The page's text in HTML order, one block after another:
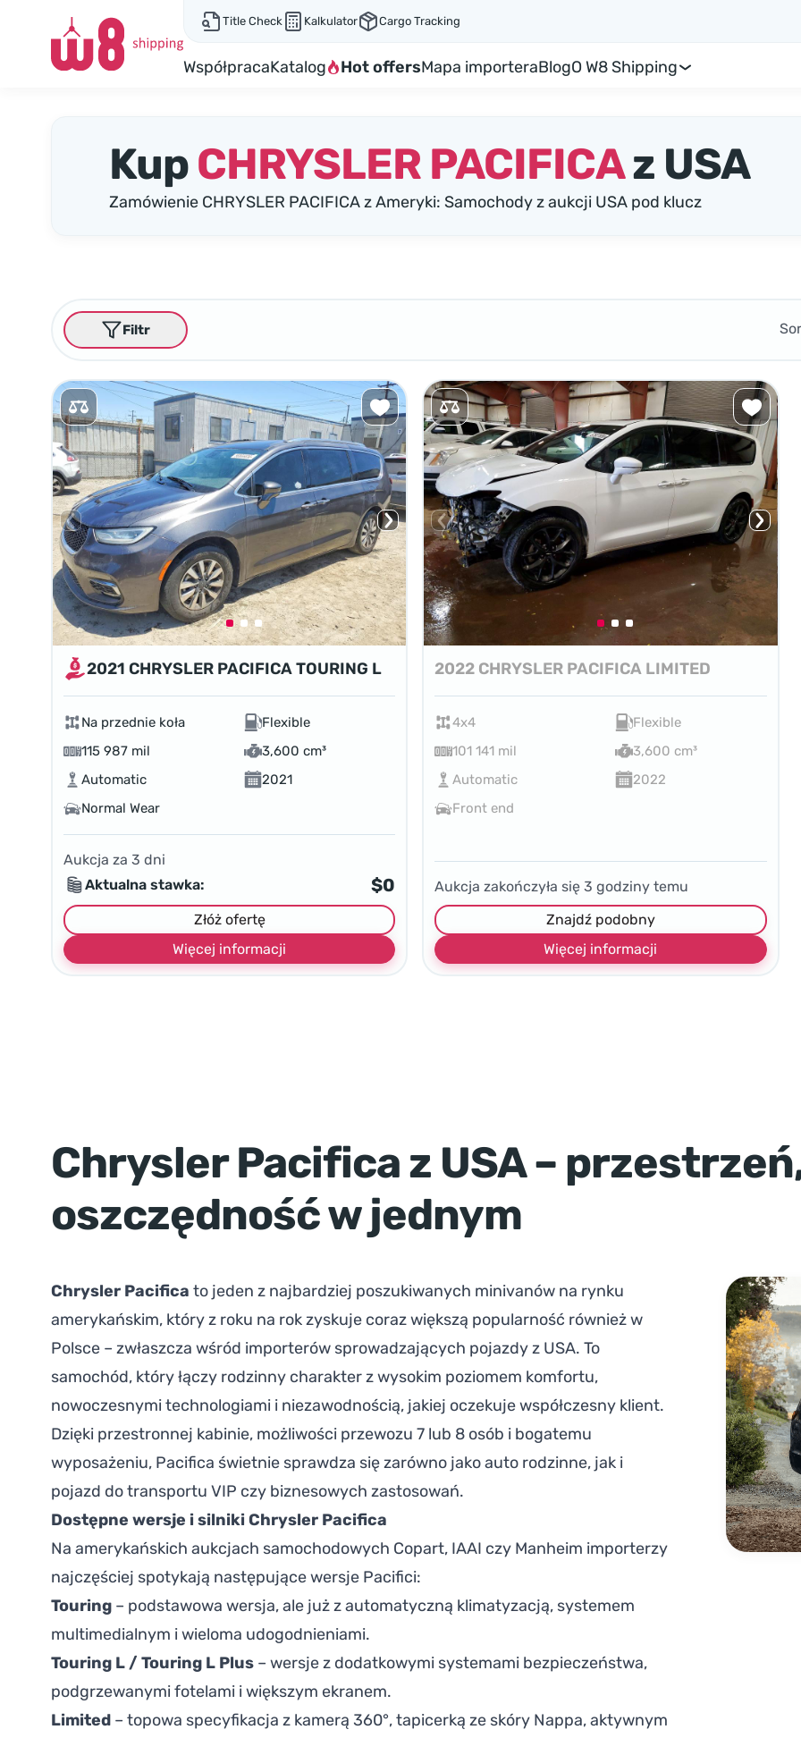
Title Check Kalkulator Cargo Tracking
WspółpracaKatalog Hot offersMapa importeraBlogO W8 Shipping
KupCHRYSLER PACIFICAz USA
Zamówienie CHRYSLER PACIFICA z Ameryki: Samochody z aukcji USA pod klucz
Filtr
2021 CHRYSLER PACIFICA TOURING L
Na przednie koła
Flexible
115 987 mil
3,600 cm³
Automatic
2021
Normal Wear
Aukcja za 3 dni
Aktualna stawka:
$0
Złóż ofertę
Więcej informacji
2022 CHRYSLER PACIFICA LIMITED
4x4
Flexible
101 141 mil
3,600 cm³
Automatic
2022
Front end
Aukcja zakończyła się3 godziny temu
Znajdź podobny
Więcej informacji
Chrysler Pacifica z USA –
oszczędność w jednym
Chrysler Pacifica to jeden z najbardziej poszukiwanych minivanów na rynku
amerykańskim, który z roku na rok zyskuje coraz większą popularność również w
Polsce – zwłaszcza wśród importerów sprowadzających pojazdy z USA. To
samochód, który łączy rodzinny charakter z wysokim poziomem komfortu,
nowoczesnymi technologiami i niezawodnością, jakiej oczekuje współczesny klient.
Dzięki przestronnej kabinie, możliwości przewozu 7 lub 8 osób i bogatemu
wyposażeniu, Pacifica świetnie sprawdza się zarówno jako auto rodzinne, jak i
pojazd do transportu VIP czy biznesowych zastosowań.
Dostępne wersje i silniki Chrysler Pacifica
Na amerykańskich aukcjach samochodowych Copart, IAAI czy Manheim importerzy
najczęściej spotykają następujące wersje Pacifici:
Touring – podstawowa wersja, ale już z automatyczną klimatyzacją, systemem
multimedialnym i wieloma udogodnieniami.
Touring L / Touring L Plus – wersje z dodatkowymi systemami bezpieczeństwa,
podgrzewanymi fotelami i większym ekranem.
Limited – topowa specyfikacja z kamerą 360°, tapicerką ze skóry Nappa, aktywnym